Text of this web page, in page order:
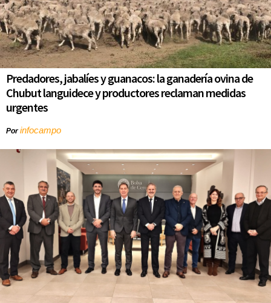
Predadores, jabalíes y guanacos: la ganadería ovina de
Chubut languidece y productores reclaman medidas
urgentes
Porinfocampo